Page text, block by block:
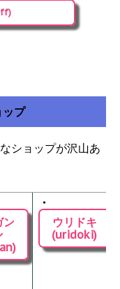
プ
ショップが沢山あ
ン
・
ウリドキ
(uridoki)